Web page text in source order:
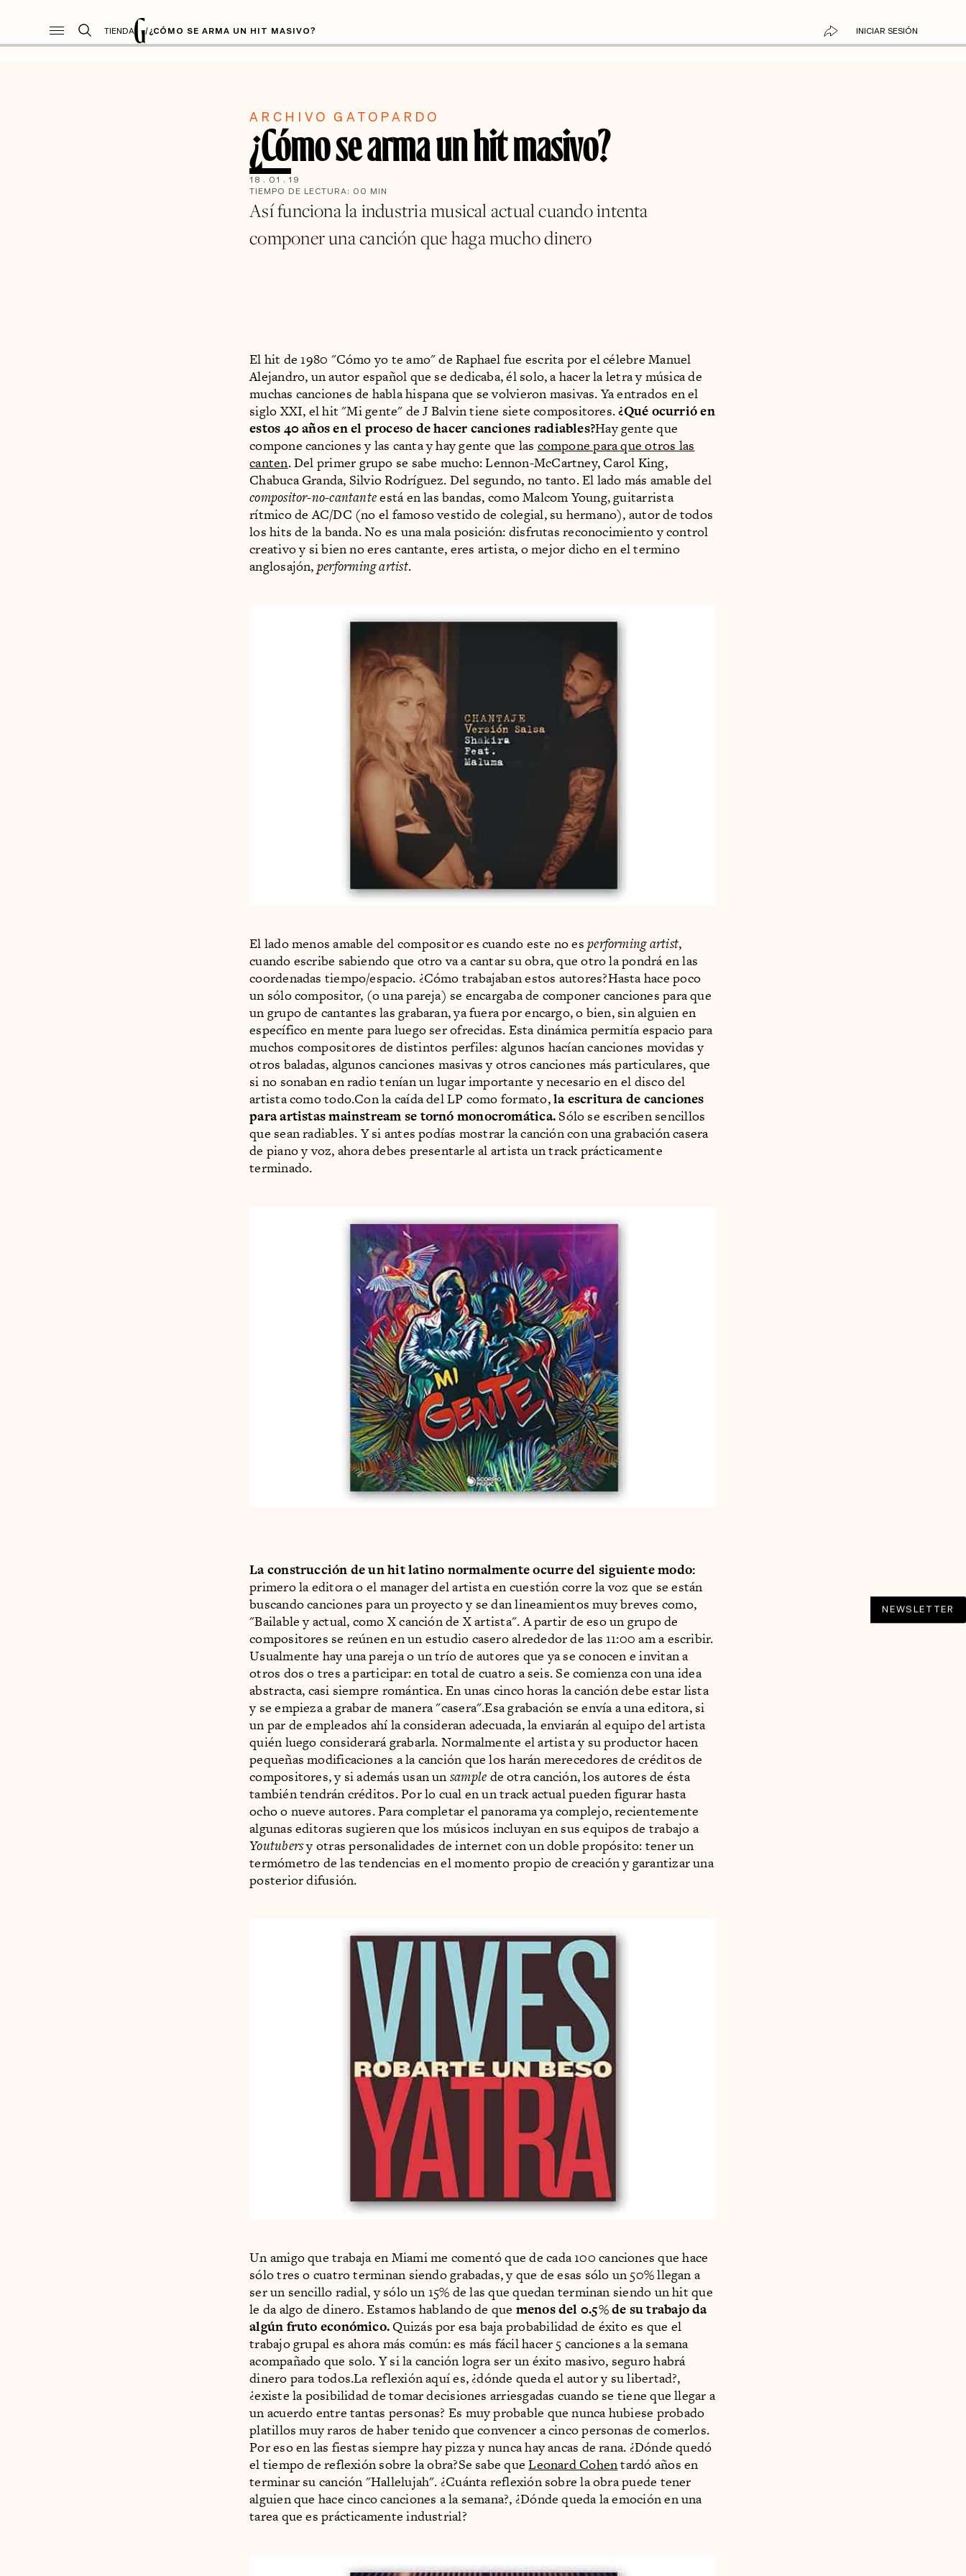
TIENDA /¿CÓMO SE ARMA UN HIT MASIVO? INICIAR SESIÓN
ARCHIVO GATOPARDO
¿Cómo se arma un hit masivo?
18 . 01 . 19
TIEMPO DE LECTURA: 00 MIN
Así funciona la industria musical actual cuando intenta
componer una canción que haga mucho dinero
El hit de 1980 "Cómo yo te amo" de Raphael fue escrita por el célebre Manuel
Alejandro, un autor español que se dedicaba, él solo, a hacer la letra y música de
muchas canciones de habla hispana que se volvieron masivas. Ya entrados en el
siglo XXI, el hit "Mi gente" de J Balvin tiene siete compositores.¿Qué ocurrió en
estos 40 años en el proceso de hacer canciones radiables?Hay gente que
compone canciones y las canta y hay gente que las compone para que otros las
canten. Del primer grupo se sabe mucho: Lennon-McCartney, Carol King,
Chabuca Granda, Silvio Rodríguez. Del segundo, no tanto. El lado más amable del
compositor-no-cantanteestá en las bandas, como Malcom Young, guitarrista
rítmico de AC/DC (no el famoso vestido de colegial, su hermano), autor de todos
los hits de la banda. No es una mala posición: disfrutas reconocimiento y control
creativo y si bien no eres cantante, eres artista, o mejor dicho en el termino
anglosajón, performing artist.
El lado menos amable del compositor es cuando este no esperforming artist,
cuando escribe sabiendo que otro va a cantar su obra, que otro la pondrá en las
coordenadas tiempo/espacio. ¿Cómo trabajaban estos autores?Hasta hace poco
un sólo compositor, (o una pareja) se encargaba de componer canciones para que
un grupo de cantantes las grabaran, ya fuera por encargo, o bien, sin alguien en
específico en mente para luego ser ofrecidas. Esta dinámica permitía espacio para
muchos compositores de distintos perfiles: algunos hacían canciones movidas y
otros baladas, algunos canciones masivas y otros canciones más particulares, que
si no sonaban en radio tenían un lugar importante y necesario en el disco del
artista como todo.Con la caída del LP como formato,la escritura de canciones
para artistas mainstream se tornó monocromática.Sólo se escriben sencillos
que sean radiables. Y si antes podías mostrar la canción con una grabación casera
de piano y voz, ahora debes presentarle al artista un track prácticamente
terminado.
La construcción de un hit latino normalmente ocurre del siguiente modo:
primero la editora o el manager del artista en cuestión corre la voz que se están
buscando canciones para un proyecto y se dan lineamientos muy breves como,
"Bailable y actual, como X canción de X artista". A partir de eso un grupo de
compositores se reúnen en un estudio casero alrededor de las 11:00 am a escribir.
Usualmente hay una pareja o un trío de autores que ya se conocen e invitan a
otros dos o tres a participar: en total de cuatro a seis. Se comienza con una idea
abstracta, casi siempre romántica. En unas cinco horas la canción debe estar lista
y se empieza a grabar de manera "casera".Esa grabación se envía a una editora, si
un par de empleados ahí la consideran adecuada, la enviarán al equipo del artista
quién luego considerará grabarla. Normalmente el artista y su productor hacen
pequeñas modificaciones a la canción que los harán merecedores de créditos de
compositores, y si además usan un sample de otra canción, los autores de ésta
también tendrán créditos. Por lo cual en un track actual pueden figurar hasta
ocho o nueve autores. Para completar el panorama ya complejo, recientemente
algunas editoras sugieren que los músicos incluyan en sus equipos de trabajo a
Youtubersy otras personalidades de internet con un doble propósito: tener un
termómetro de las tendencias en el momento propio de creación y garantizar una
posterior difusión.
Un amigo que trabaja en Miami me comentó que de cada 100 canciones que hace
sólo tres o cuatro terminan siendo grabadas, y que de esas sólo un 50% llegan a
ser un sencillo radial, y sólo un 15% de las que quedan terminan siendo un hit que
le da algo de dinero. Estamos hablando de que menos del 0.5% de su trabajo da
algún fruto económico. Quizás por esa baja probabilidad de éxito es que el
trabajo grupal es ahora más común: es más fácil hacer 5 canciones a la semana
acompañado que solo. Y si la canción logra ser un éxito masivo, seguro habrá
dinero para todos.La reflexión aquí es, ¿dónde queda el autor y su libertad?,
¿existe la posibilidad de tomar decisiones arriesgadas cuando se tiene que llegar a
un acuerdo entre tantas personas? Es muy probable que nunca hubiese probado
platillos muy raros de haber tenido que convencer a cinco personas de comerlos.
Por eso en las fiestas siempre hay pizza y nunca hay ancas de rana. ¿Dónde quedó
el tiempo de reflexión sobre la obra?Se sabe queLeonard Cohentardó años en
terminar su canción "Hallelujah". ¿Cuánta reflexión sobre la obra puede tener
alguien que hace cinco canciones a la semana?, ¿Dónde queda la emoción en una
tarea que es prácticamente industrial?
NEWSLETTER